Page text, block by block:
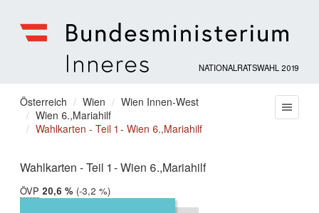
für
Inneres
NATIONALRATSWAHL 2019
Sie
befinden
sich
Österreich Wien
Wien Innen-West
Wien 6.,Mariahilf
Wahlkarten - Teil 1 - Wien 6.,Mariahilf
Wahlkarten - Teil 1 - Wien 6.,Mariahilf
ÖVP 2019:
20,6 %
2017:
23,7 %
Differenz:
-3,2 %